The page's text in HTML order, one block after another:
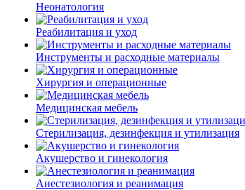
Неонатология
Реабилитация и уход
Инструменты и расходные материалы
Хирургия и операционные
Медицинская мебель
Стерилизация, дезинфекция и утилизация
Акушерство и гинекология
Анестезиология и реанимация